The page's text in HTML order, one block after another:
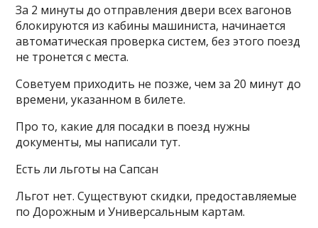
За 2 минуты до отправления двери всех вагонов
блокируются из кабины машиниста, начинается
автоматическая проверка систем, без этого поезд
не тронется с места.
Советуем приходить не позже, чем за 20 минут до
времени, указанном в билете.
Про то, какие для посадки в поезд нужны
документы, мы написали тут.
Есть ли льготы на Сапсан
Льгот нет. Существуют скидки, предоставляемые
по Дорожным и Универсальным картам.